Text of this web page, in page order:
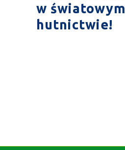
w światowym
hutnictwie!